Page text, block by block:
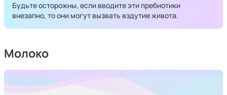
Будьте осторожны, если вводите эти пребиотики
внезапно, то они могут вызвать вздутие живота.
Молоко